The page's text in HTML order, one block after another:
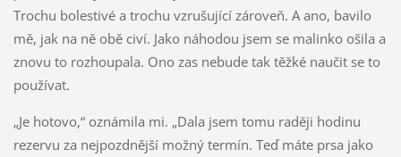
Trochu bolestivé a trochu vzrušující zároveň. A ano, bavilo
mě, jak na ně obě civí. Jako náhodou jsem se malinko ošila a
znovu to rozhoupala. Ono zas nebude tak těžké naučit se to
používat.
„Je hotovo,“ oznámila mi. „Dala jsem tomu raději hodinu
rezervu za nejpozdnější možný termín. Teď máte prsa jako